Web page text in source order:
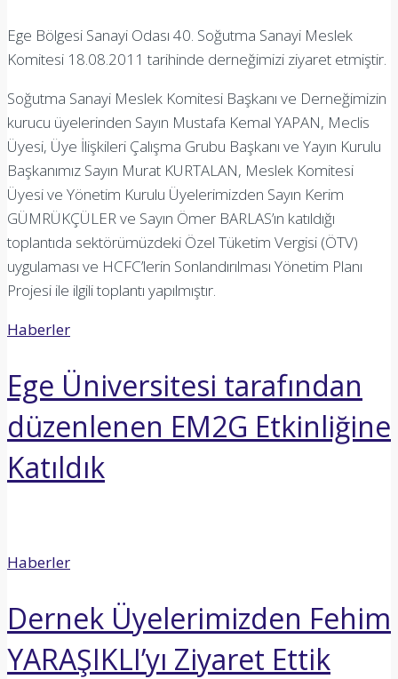
Ege Bölgesi Sanayi Odası 40. Soğutma Sanayi Meslek
Komitesi 18.08.2011 tarihinde derneğimizi ziyaret etmiştir.
Soğutma Sanayi Meslek Komitesi Başkanı ve Derneğimizin
kurucu üyelerinden Sayın Mustafa Kemal YAPAN, Meclis
Üyesi, Üye İlişkileri Çalışma Grubu Başkanı ve Yayın Kurulu
Başkanımız Sayın Murat KURTALAN, Meslek Komitesi
Üyesi ve Yönetim Kurulu Üyelerimizden Sayın Kerim
GÜMRÜKÇÜLER ve Sayın Ömer BARLAS’ın katıldığı
toplantıda sektörümüzdeki Özel Tüketim Vergisi (ÖTV)
uygulaması ve HCFC’lerin Sonlandırılması Yönetim Planı
Projesi ile ilgili toplantı yapılmıştır.
Haberler
Ege Üniversitesi tarafından
düzenlenen EM2G Etkinliğine
Katıldık
Haberler
Dernek Üyelerimizden Fehim
YARAŞIKLI’yı Ziyaret Ettik